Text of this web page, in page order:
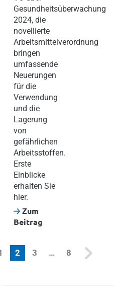
Gesundheitsüberwachung
2024, die
novellierte
Arbeitsmittelverordnung
bringen
umfassende
Neuerungen
für die
Verwendung
und die
Lagerung
von
gefährlichen
Arbeitsstoffen.
Erste
Einblicke
erhalten Sie
hier.
Zum
Beitrag
2 (current)
3 … 8